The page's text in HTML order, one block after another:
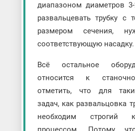
диапазоном диаметров
развальцевать трубку
размером сечения,
соответствующую насадку.
Всё остальное
относится к
отметить, что для
задач, как развальцовка
необходим строгий